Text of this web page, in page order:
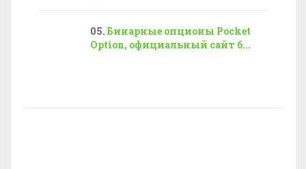
Бинарные опционы Pocket
Option, официальный сайт б...